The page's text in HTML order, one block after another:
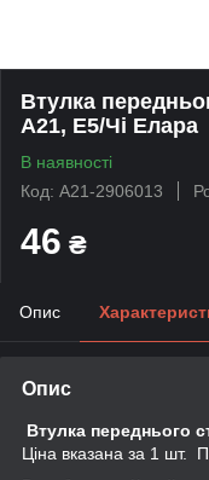
Втулка
A21, E5/Чі Елара
В наявності
Код: A21-2906013
46 ₴
Опис
Опис
Втулка переднього
Ціна вказана за 1 шт.